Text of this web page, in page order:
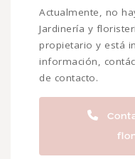
Actualmente, no
Jardinería y
propietario y está
información,
de contacto.